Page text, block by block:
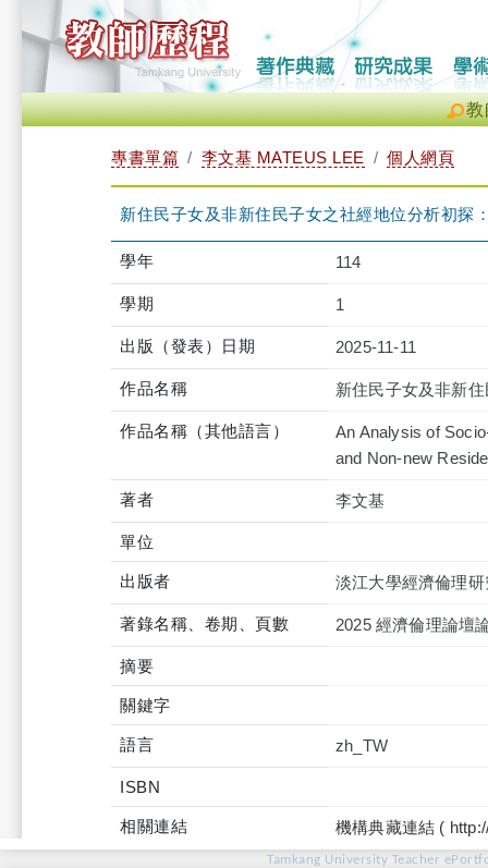
教
專書單篇 李文基 MATEUS LEE 個人網頁
新住民子女及非新住民子女之社經地位分析初探
學年 114
學期 1
出版（發表）日期 2025-11-11
作品名稱 新住民子女及非新
作品名稱（其他語言）
An Analysis of
and Non-new
著者 李文基
單位
出版者 淡江大學經濟倫理
著錄名稱、卷期、頁數 2025 經濟倫理論壇
摘要
關鍵字
語言 zh_TW
ISBN
相關連結 機構典藏連結 (
Tamkang University Teacher